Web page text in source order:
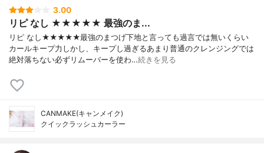
3.00
リピ なし ★★★★★ 最強のま...
リピ なし★★★★★最強のまつげ下地と言っても過言では無いくらい
カールキープ力しかし、キープし過ぎるあまり普通のクレンジングでは
絶対落ちない必ずリムーバーを使わ…続きを見る
CANMAKE(キャンメイク)
クイックラッシュカーラー